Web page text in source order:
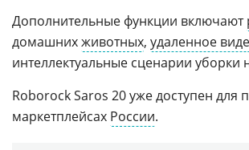
Дополнительные функции включают
домашнихживотных, удаленное
интеллектуальные сценарии уборки
Roborock Saros 20 уже доступен для
маркетплейсах России.